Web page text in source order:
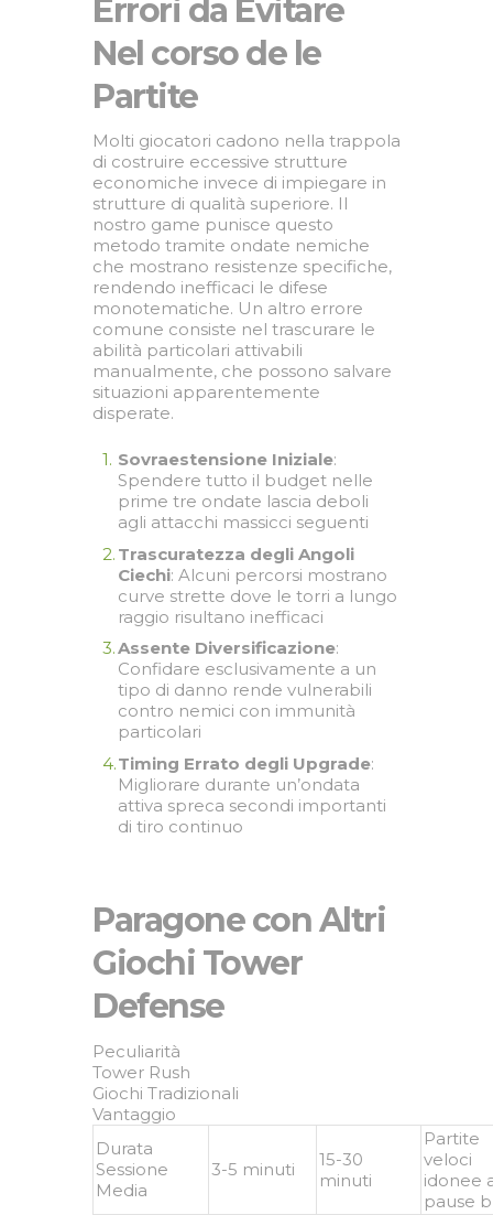
Errori da Evitare
Nel corso de le
Partite
Molti giocatori cadono nella trappola
di costruire eccessive strutture
economiche invece di impiegare in
strutture di qualità superiore. Il
nostro game punisce questo
metodo tramite ondate nemiche
che mostrano resistenze specifiche,
rendendo inefficaci le difese
monotematiche. Un altro errore
comune consiste nel trascurare le
abilità particolari attivabili
manualmente, che possono salvare
situazioni apparentemente
disperate.
Sovraestensione Iniziale:
Spendere tutto il budget nelle
prime tre ondate lascia deboli
agli attacchi massicci seguenti
Trascuratezza degli Angoli
Ciechi: Alcuni percorsi mostrano
curve strette dove le torri a lungo
raggio risultano inefficaci
Assente Diversificazione:
Confidare esclusivamente a un
tipo di danno rende vulnerabili
contro nemici con immunità
particolari
Timing Errato degli Upgrade:
Migliorare durante un’ondata
attiva spreca secondi importanti
di tiro continuo
Paragone con Altri
Giochi Tower
Defense
Peculiarità
Tower Rush
Giochi Tradizionali
Vantaggio
Durata
Sessione
Media
3-5 minuti
15-30
minuti
Partite
veloci
idonee
pause